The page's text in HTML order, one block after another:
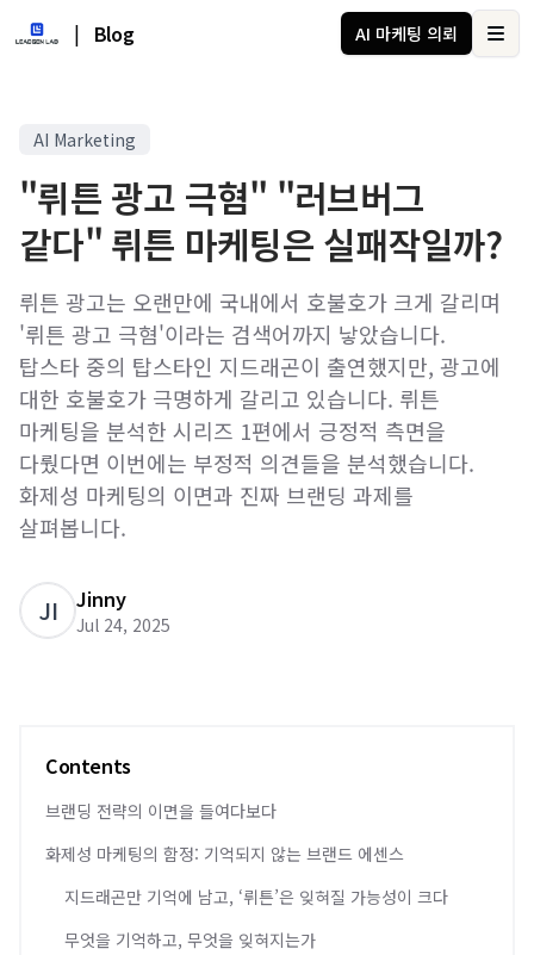
| Blog AI 마케팅 의뢰
AI Marketing
"뤼튼 광고 극혐" "러브버그
같다" 뤼튼 마케팅은 실패작일까?
뤼튼 광고는 오랜만에 국내에서 호불호가 크게 갈리며
'뤼튼 광고 극혐'이라는 검색어까지 낳았습니다.
탑스타 중의 탑스타인 지드래곤이 출연했지만, 광고에
대한 호불호가 극명하게 갈리고 있습니다. 뤼튼
마케팅을 분석한 시리즈 1편에서 긍정적 측면을
다뤘다면 이번에는 부정적 의견들을 분석했습니다.
화제성 마케팅의 이면과 진짜 브랜딩 과제를
살펴봅니다.
JI Jinny
Jul 24, 2025
Contents
브랜딩 전략의 이면을 들여다보다
화제성 마케팅의 함정: 기억되지 않는 브랜드 에센스
지드래곤만 기억에 남고, ‘뤼튼’은 잊혀질 가능성이 크다
무엇을 기억하고, 무엇을 잊혀지는가